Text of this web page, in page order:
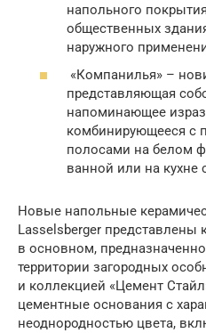
напольного
общественных
наружного
«Компанилья» –
представляющая
напоминающее
комбинирующееся с
полосами на белом
ванной или на кухне
Новые напольные
Lasselsberger представлены
в основном,
территории загородных
и коллекцией «Цемент
цементные основания с
неоднородностью цвета,